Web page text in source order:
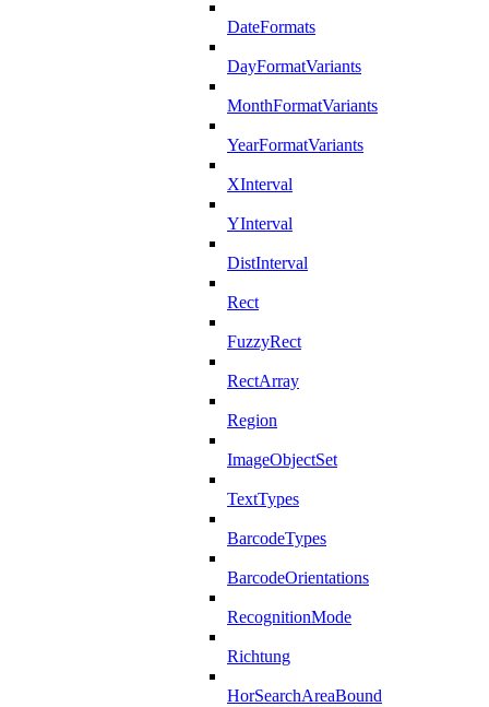
DateFormats
DayFormatVariants
MonthFormatVariants
YearFormatVariants
XInterval
YInterval
DistInterval
Rect
FuzzyRect
RectArray
Region
ImageObjectSet
TextTypes
BarcodeTypes
BarcodeOrientations
RecognitionMode
Richtung
HorSearchAreaBound